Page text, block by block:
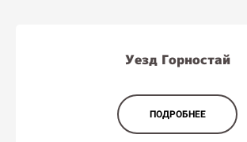
Уезд Горностай
ПОДРОБНЕЕ